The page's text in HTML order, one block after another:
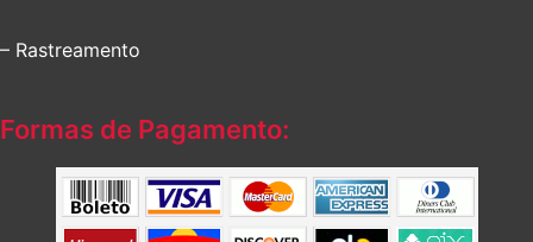
– Rastreamento
Formas de Pagamento: